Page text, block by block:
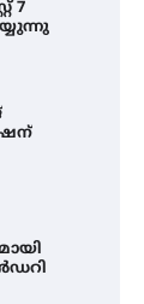
കെ.